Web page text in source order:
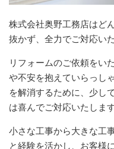
株式会社奥野工務店はど
抜かず、全力でご対応い
リフォームのご依頼をい
や不安を抱えていらっし
を解消するために、少し
は喜んでご対応いたします
小さな工事から大きな工
と経験を活かし、お客様